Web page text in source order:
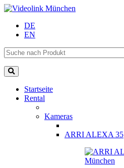
DE
EN
Startseite
Rental
Kameras
ARRI ALEXA 35